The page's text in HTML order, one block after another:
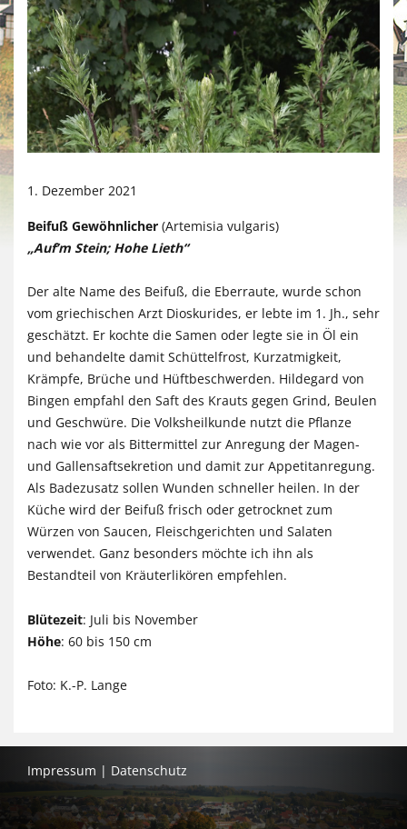
1. Dezember 2021
Beifuß Gewöhnlicher (Artemisia vulgaris)
„Auf’m Stein; Hohe Lieth“
Der alte Name des Beifuß, die Eberraute, wurde schon
vom griechischen Arzt Dioskurides, er lebte im 1. Jh., sehr
geschätzt. Er kochte die Samen oder legte sie in Öl ein
und behandelte damit Schüttelfrost, Kurzatmigkeit,
Krämpfe, Brüche und Hüftbeschwerden. Hildegard von
Bingen empfahl den Saft des Krauts gegen Grind, Beulen
und Geschwüre. Die Volksheilkunde nutzt die Pflanze
nach wie vor als Bittermittel zur Anregung der Magen-
und Gallensaftsekretion und damit zur Appetitanregung.
Als Badezusatz sollen Wunden schneller heilen. In der
Küche wird der Beifuß frisch oder getrocknet zum
Würzen von Saucen, Fleischgerichten und Salaten
verwendet. Ganz besonders möchte ich ihn als
Bestandteil von Kräuterlikören empfehlen.
Blütezeit: Juli bis November
Höhe: 60 bis 150 cm
Foto: K.-P. Lange
Impressum | Datenschutz